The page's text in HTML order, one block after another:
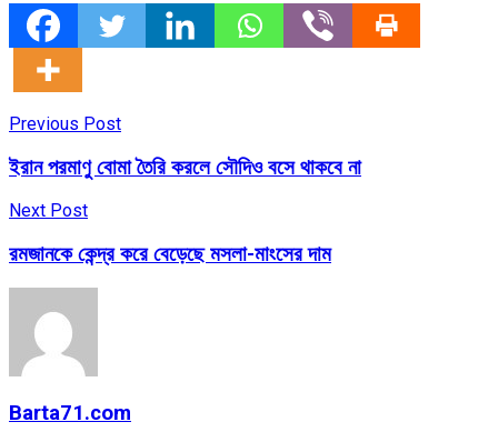
Previous Post
ইরান পরমাণু বোমা তৈরি করলে সৌদিও বসে থাকবে না
Next Post
রমজানকে কেন্দ্র করে বেড়েছে মসলা-মাংসের দাম
Barta71.com